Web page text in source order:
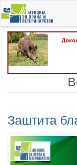
Skip
to
main
content
Заштита